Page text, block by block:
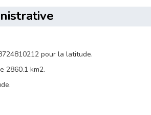
pour la latitude.
2860.1 km2.